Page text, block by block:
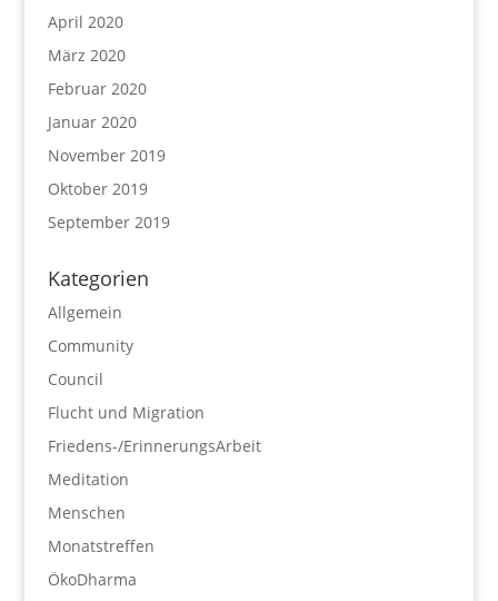
April 2020
März 2020
Februar 2020
Januar 2020
November 2019
Oktober 2019
September 2019
Kategorien
Allgemein
Community
Council
Flucht und Migration
Friedens-/ErinnerungsArbeit
Meditation
Menschen
Monatstreffen
ÖkoDharma